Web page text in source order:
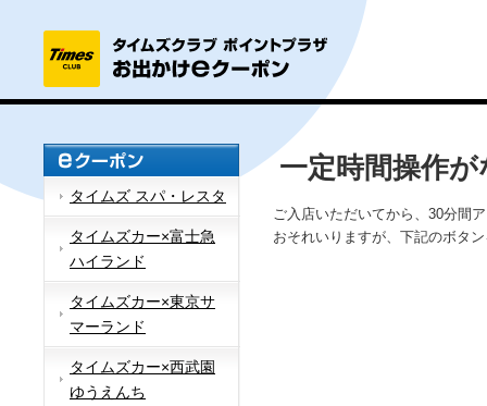
タイムズ スパ・レスタ
タイムズカー×富士急
ハイランド
タイムズカー×東京サ
マーランド
タイムズカー×西武園
ゆうえんち
一定時間操作
ご入店いただいてから、30分間
おそれいりますが、下記のボタ